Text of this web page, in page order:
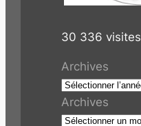
30 336 visites
Archives
Archives